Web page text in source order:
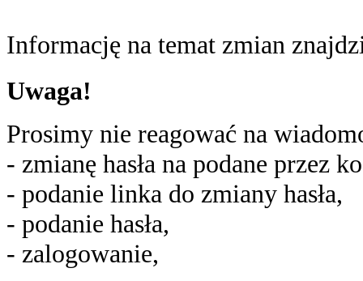
Informację na temat zmian
Uwaga!
Prosimy nie reagować na
- zmianę hasła na podane przez
- podanie linka do zmiany hasła,
- podanie hasła,
- zalogowanie,